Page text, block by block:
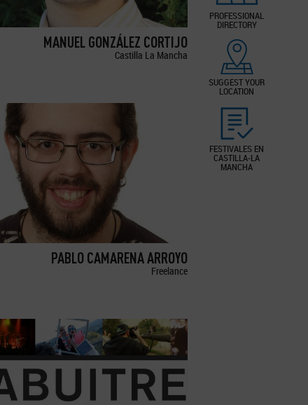
PROFESSIONAL
DIRECTORY
SUGGEST YOUR
LOCATION
FESTIVALES EN
CASTILLA-LA
MANCHA
MANUEL GONZÁLEZ CORTIJO
Castilla La Mancha
PABLO CAMARENA ARROYO
Freelance